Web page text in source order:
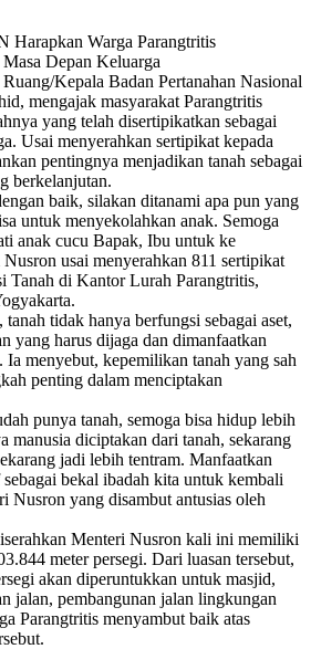
Harapkan Warga Parangtritis
Depan Keluarga
Kepala Badan Pertanahan Nasional
mengajak masyarakat Parangtritis
yang telah disertipikatkan sebagai
Usai menyerahkan sertipikat kepada
pentingnya menjadikan tanah sebagai
berkelanjutan.
baik, silakan ditanami apa pun yang
untuk menyekolahkan anak. Semoga
anak cucu Bapak, Ibu untuk ke
usai menyerahkan 811 sertipikat
Tanah di Kantor Lurah Parangtritis,
tidak hanya berfungsi sebagai aset,
yang harus dijaga dan dimanfaatkan
menyebut, kepemilikan tanah yang sah
penting dalam menciptakan
punya tanah, semoga bisa hidup lebih
manusia diciptakan dari tanah, sekarang
jadi lebih tentram. Manfaatkan
bekal ibadah kita untuk kembali
Nusron yang disambut antusias oleh
Menteri Nusron kali ini memiliki
meter persegi. Dari luasan tersebut,
akan diperuntukkan untuk masjid,
jalan, pembangunan jalan lingkungan
Parangtritis menyambut baik atas